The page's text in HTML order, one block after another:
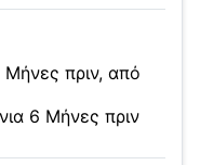
πριν, από
6 Μήνες πριν